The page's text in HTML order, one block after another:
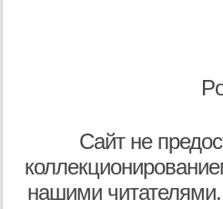
Сайт не
нашими читателями.